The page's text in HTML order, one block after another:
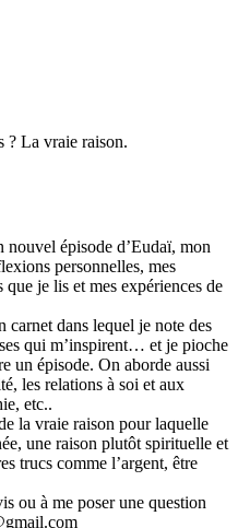
? La vraie raison.
épisode d’Eudaï, mon
personnelles, mes
que je lis et mes expériences de
carnet dans lequel je note des
qui m’inspirent… et je pioche
un épisode. On aborde aussi
les relations à soi et aux
etc..
la vraie raison pour laquelle
une raison plutôt spirituelle et
trucs comme l’argent, être
ou à me poser une question